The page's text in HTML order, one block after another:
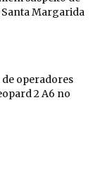
Margarida
operadores
2 A6 no